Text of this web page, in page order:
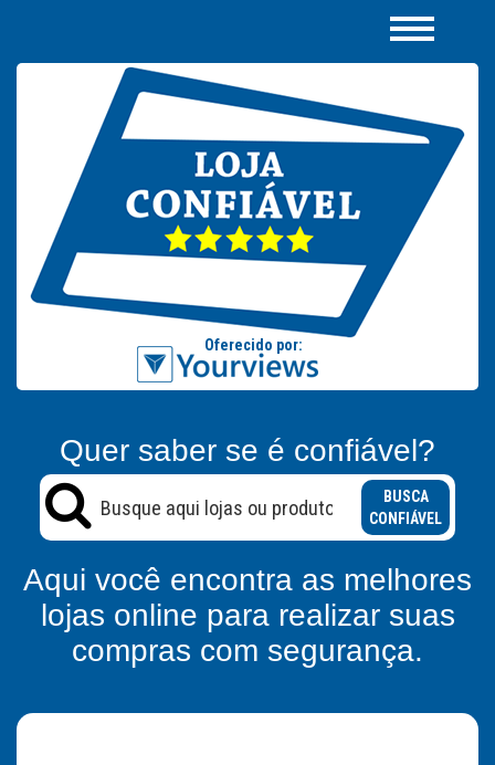
Quer saber se é confiável?
BUSCA
CONFIÁVEL
Aqui você encontra as melhores
lojas online para realizar suas
compras com segurança.